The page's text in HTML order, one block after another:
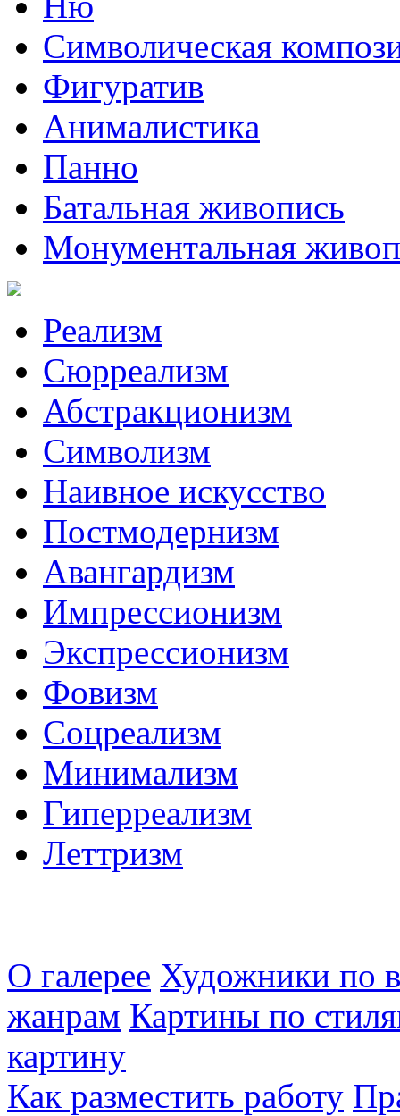
Символическая
Фигуратив
Анималистикa
Панно
Батальная живопись
Монументальная
Реализм
Сюрреализм
Абстракционизм
Символизм
Наивное искусство
Постмодернизм
Авангардизм
Импрессионизм
Экспрессионизм
Фовизм
Соцреализм
Минимализм
Гиперреализм
Леттризм
О галерее Художники по
жанрам Картины по
картину
Как разместить работу